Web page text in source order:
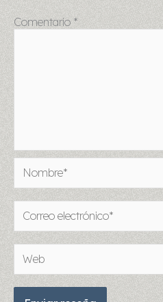
Comentario *
Nombre*
Correo
electrónico*
Web